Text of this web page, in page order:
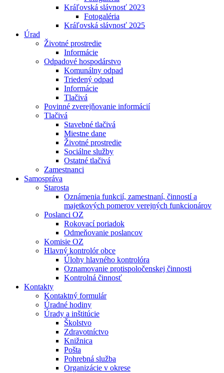
Kráľovská slávnosť 2023
Fotogaléria
Kráľovská slávnosť 2025
Úrad
Životné prostredie
Informácie
Odpadové hospodárstvo
Komunálny odpad
Triedený odpad
Informácie
Tlačivá
Povinné zverejňovanie informácií
Tlačivá
Stavebné tlačivá
Miestne dane
Životné prostredie
Sociálne služby
Ostatné tlačivá
Zamestnanci
Samospráva
Starosta
Oznámenia funkcií, zamestnaní, činností a
majetkových pomerov verejných funkcionárov
Poslanci OZ
Rokovací poriadok
Odmeňovanie poslancov
Komisie OZ
Hlavný kontrolór obce
Úlohy hlavného kontrolóra
Oznamovanie protispoločenskej činnosti
Kontrolná činnosť
Kontakty
Kontaktný formulár
Úradné hodiny
Úrady a inštitúcie
Školstvo
Zdravotníctvo
Knižnica
Pošta
Pohrebná služba
Organizácie v okrese